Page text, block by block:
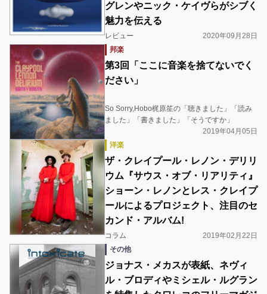
グレンやニック・ケイヴらがシブく
魅力を伝える
レビュー
2020年09月28日
邦楽
第3回「ここに音楽を捨てないでく
ださい」
So Sorry,Hobo梶原笙の「聴きました」「読み
ました」「書きました」「そうですか」
2019年04月05日
洋楽
ザ・クレイプール・レノン・デリリ
ウム『サウス・オブ・リアリティ』
ショーン・レノンとレス・クレイプ
ールによるプロジェクト、注目のセ
カンド・アルバム!
コラム
2019年02月22日
その他
ジョナス・メカスが表紙、ネヴィ
ル・ブロディやミシェル・ルグラン